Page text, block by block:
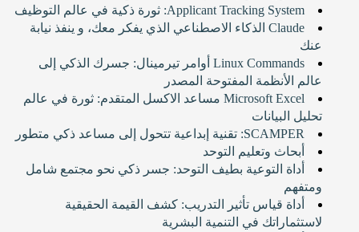
Applicant Tracking System: ثورة ذكية في عالم التوظيف
Claude الذكاء الاصطناعي الذي يفكر معك، و ينفذ نيابة
عنك
Linux Commands أوامر تيرمينال: جسرك الذكي إلى
عالم الأنظمة المفتوحة المصدر
Microsoft Excel مساعد الاكسل المتقدم: ثورة في عالم
تحليل البيانات
SCAMPER: تقنية إبداعية تتحول إلى مساعد ذكي متطور
أبحاث وتعليم التوحد
أداة التوعية بطيف التوحد: جسر ذكي نحو مجتمع شامل
ومتفهم
أداة قياس تأثير التدريب: كشف القيمة الحقيقية
لاستثماراتك في التنمية البشرية